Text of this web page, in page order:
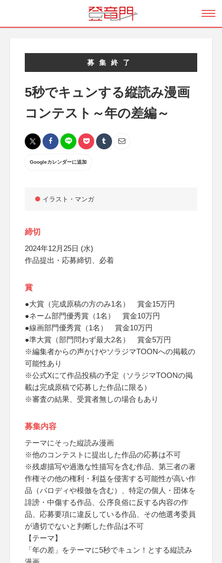
募集終了
5秒でキュンする縦読み漫画
コンテスト～年の差編～
Googleカレンダーに追加
イラスト・マンガ
締切
2024年12月25日 (水)
作品提出・応募締切、必着
賞
●大賞（完成原稿の方のみ1名） 賞金15万円
●ネーム部門優秀賞（1名） 賞金10万円
●線画部門優秀賞（1名） 賞金10万円
●準大賞（部門問わず最大2名） 賞金5万円
※編集者からの声かけやソラジマTOONへの掲載の
可能性あり
※公式Xにて作品投稿の予定（ソラジマTOONの掲
載は完成原稿で応募した作品に限る）
※審査の結果、受賞者無しの場合もあり
募集内容
テーマにそった縦読み漫画
※他のコンテストに提出した作品の応募は不可
※残虐描写や過激な性描写を含む作品、第三者の著
作権その他の権利・利益を侵害する可能性が高い作
品（パロディや模倣を含む）、特定の個人・団体を
誹謗・中傷する作品、公序良俗に反する内容の作
品、応募要項に違反している作品、その他選考委員
が適切でないと判断した作品は不可
【テーマ】
「年の差」をテーマに5秒でキュン！とする縦読み